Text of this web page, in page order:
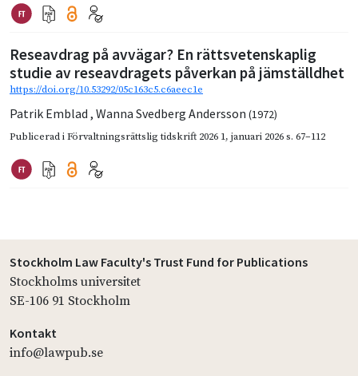
Reseavdrag på avvägar? En rättsvetenskaplig
studie av reseavdragets påverkan på jämställdhet
https://doi.org/10.53292/05c163c5.c6aeec1e
Patrik Emblad , Wanna Svedberg Andersson (1972)
Publicerad iFörvaltningsrättslig tidskrift 2026 1, januari 2026s. 67–112
Stockholm Law Faculty's Trust Fund for Publications
Stockholms universitet
SE-106 91 Stockholm
Kontakt
info@lawpub.se